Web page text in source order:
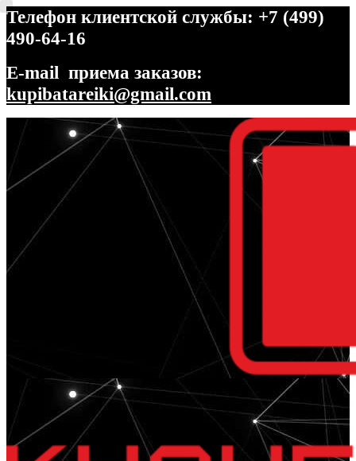
Телефон клиентской службы: +7 (499)
490-64-16
E-mail приема заказов:
kupibatareiki@gmail.com
Перейти
навигации
Перейти
содержимому